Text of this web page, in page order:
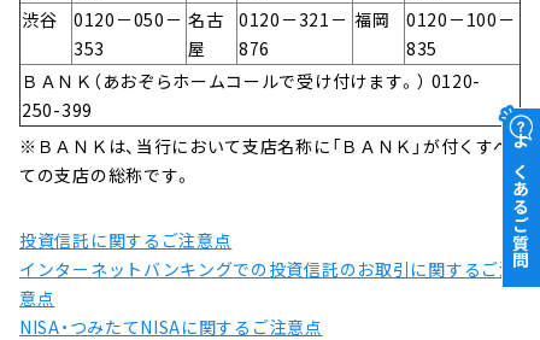
渋谷
0120－050－
353
名古
屋
0120－321－
876
福岡
0120－100－
835
ＢＡＮＫ（あおぞらホームコールで受け付けます。） 0120-
250-399
※ＢＡＮＫは、当行において支店名称に「ＢＡＮＫ」が付くすべ
ての支店の総称です。
投資信託に関するご注意点
インターネットバンキングでの投資信託のお取引に関するご注
意点
NISA・つみたてNISAに関するご注意点
よくあるご質問